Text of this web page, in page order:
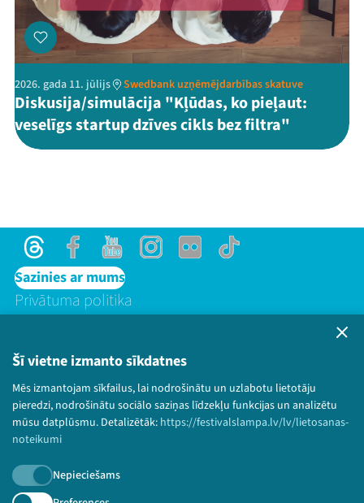
Šī vietne izmanto sīkdatnes
Mēs izmantojam sīkfailus, lai nodrošinātu un uzlabotu lietotāju
pieredzi, nodrošinātu sociālo saziņas līdzekļu funkcijas un analizētu
mūsu datplūsmu. Detalizētāk: https://festivalslampa.lv/lv/lietosanas-
noteikumi
Nepieciešams
2026. gada 11. jūlijs Swedbank uzņēmējdarbības skatuve
Diskusija/simulācija "Kļūdas, ko pieļaut:
veselīgs startup dzīves cikls bez filtra"
ThreadsFacebookYoutubeInstagram
Flick TikTok
Sazinies ar mums
Privātuma politika
© 2026 Sarunu festivāls LAMPA Visas tiesības
paturētas.
Piesakies jaunumiem!